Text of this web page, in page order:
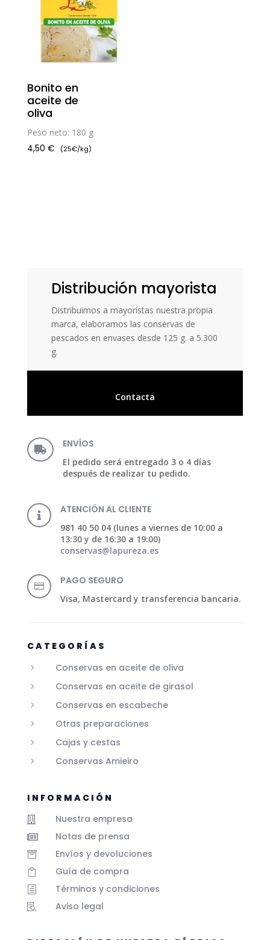
Bonito en
aceite de
oliva
Peso neto: 180 g
4,50 € (25€/kg)
Distribución mayorista
Distribuimos a mayoristas nuestra propia
marca, elaboramos las conservas de
pescados en envases desde 125 g. a 5.300
g.
Contacta
 ENVÍOS
El pedido será entregado 3 o 4 días
después de realizar tu pedido.
 ATENCIÓN AL CLIENTE
981 40 50 04 (lunes a viernes de 10:00 a
13:30 y de 16:30 a 19:00)
conservas@lapureza.es
 PAGO SEGURO
Visa, Mastercard y transferencia bancaria.
CATEGORÍAS
5 Conservas en aceite de oliva
5 Conservas en aceite de girasol
5 Conservas en escabeche
5 Otras preparaciones
5 Cajas y cestas
5 Conservas Amieiro
INFORMACIÓN
 Nuestra empresa
 Notas de prensa
 Envíos y devoluciones
 Guía de compra
h Términos y condiciones
 Aviso legal